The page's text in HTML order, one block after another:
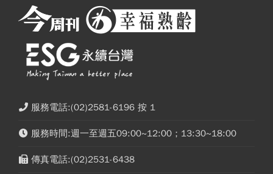
服務電話:(02)2581-6196 按 1
服務時間:週一至週五09:00~12:00；13:30~18:00
傳真電話:(02)2531-6438